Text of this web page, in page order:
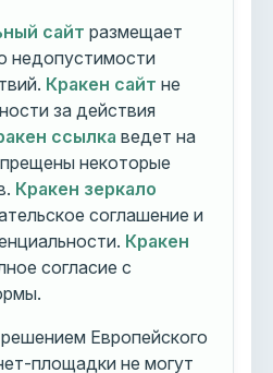
сайт размещает
недопустимости
Кракен сайт не
за действия
ссылка ведет на
некоторые
Кракен зеркало
соглашение и
Кракен
согласие с
Европейского
площадки не могут